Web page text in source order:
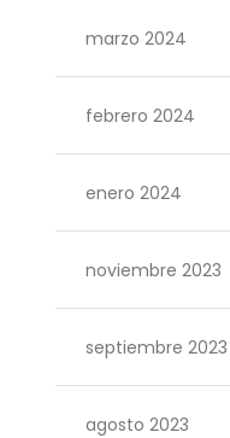
marzo 2024
febrero 2024
enero 2024
noviembre 2023
septiembre 2023
agosto 2023